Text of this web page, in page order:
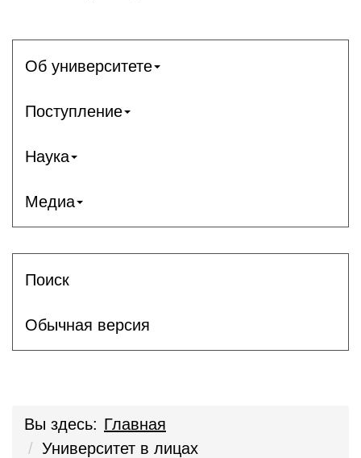
Об университете
Поступление
Наука
Медиа
Поиск
Обычная версия
Вы здесь: Главная
Университет в лицах